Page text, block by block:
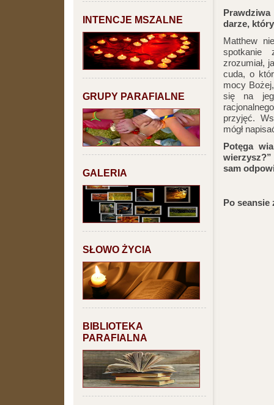
INTENCJE MSZALNE
GRUPY PARAFIALNE
GALERIA
SŁOWO ŻYCIA
BIBLIOTEKA
PARAFIALNA
darze,
Matthew
spotkanie
zrozumiał,
cuda, o
mocy
się na
przyjęć.
mógł
Potęga
sam
Po seansie